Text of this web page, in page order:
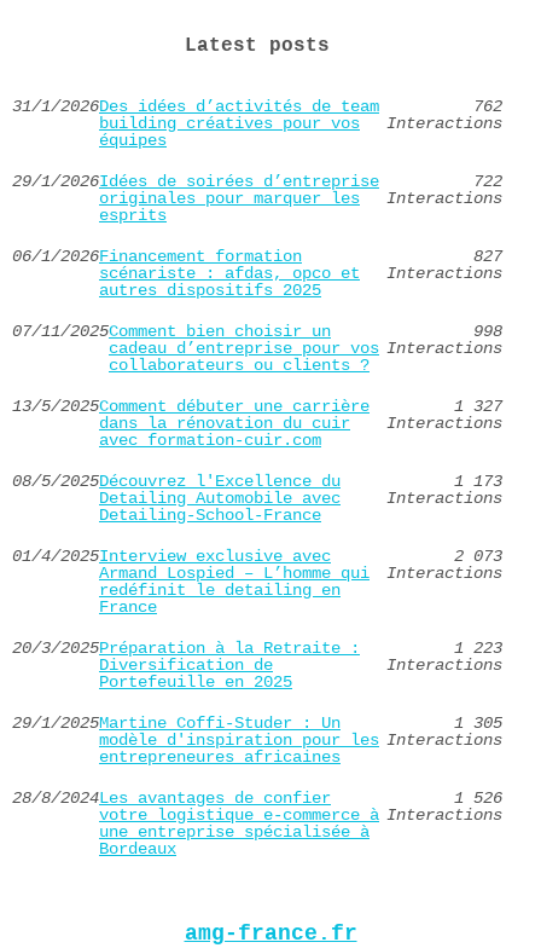
Latest posts
31/1/2026Des idées d’activités de team
building créatives pour vos
équipes
762
Interactions
29/1/2026Idées de soirées d’entreprise
originales pour marquer les
esprits
722
Interactions
06/1/2026Financement formation
scénariste : afdas, opco et
autres dispositifs 2025
827
Interactions
07/11/2025Comment bien choisir un
cadeau d’entreprise pour vos
collaborateurs ou clients ?
998
Interactions
13/5/2025Comment débuter une carrière
dans la rénovation du cuir
avec formation-cuir.com
1 327
Interactions
08/5/2025Découvrez l'Excellence du
Detailing Automobile avec
Detailing-School-France
1 173
Interactions
01/4/2025Interview exclusive avec
Armand Lospied – L’homme qui
redéfinit le detailing en
France
2 073
Interactions
20/3/2025Préparation à la Retraite :
Diversification de
Portefeuille en 2025
1 223
Interactions
29/1/2025Martine Coffi-Studer : Un
modèle d'inspiration pour les
entrepreneures africaines
1 305
Interactions
28/8/2024Les avantages de confier
votre logistique e-commerce à
une entreprise spécialisée à
Bordeaux
1 526
Interactions
amg-france.fr